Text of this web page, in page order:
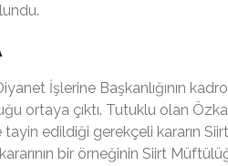
İşlerine Başkanlığının
ortaya çıktı. Tutuklu olan
tayin edildiği gerekçeli kararın
bir örneğinin Siirt